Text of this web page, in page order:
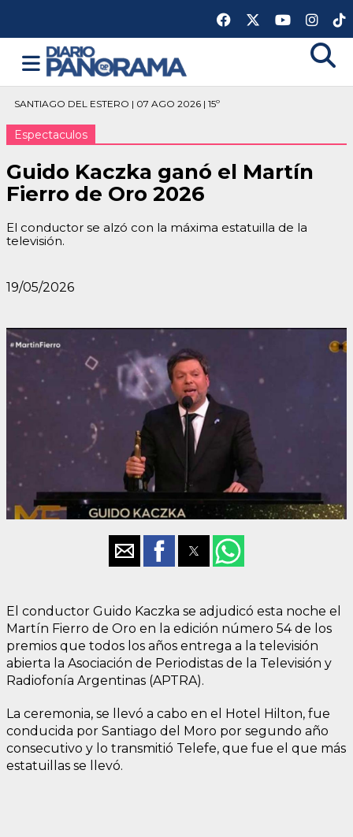
SANTIAGO DEL ESTERO | 07 AGO 2026 | 15º
Espectaculos
Guido Kaczka ganó el Martín
Fierro de Oro 2026
El conductor se alzó con la máxima estatuilla de la
televisión.
19/05/2026
El conductor Guido Kaczka se adjudicó esta noche el
Martín Fierro de Oro en la edición número 54 de los
premios que todos los años entrega a la televisión
abierta la Asociación de Periodistas de la Televisión y
Radiofonía Argentinas (APTRA).
La ceremonia, se llevó a cabo en el Hotel Hilton, fue
conducida por Santiago del Moro por segundo año
consecutivo y lo transmitió Telefe, que fue el que más
estatuillas se llevó.